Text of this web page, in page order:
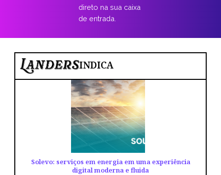
direto na sua caixa
de entrada.
INDICA
Solevo: serviços em energia em uma experiência
digital moderna e fluida